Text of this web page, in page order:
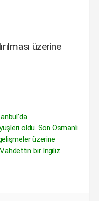
üzerine
oldu. Son Osmanlı
üzerine
bir İngiliz